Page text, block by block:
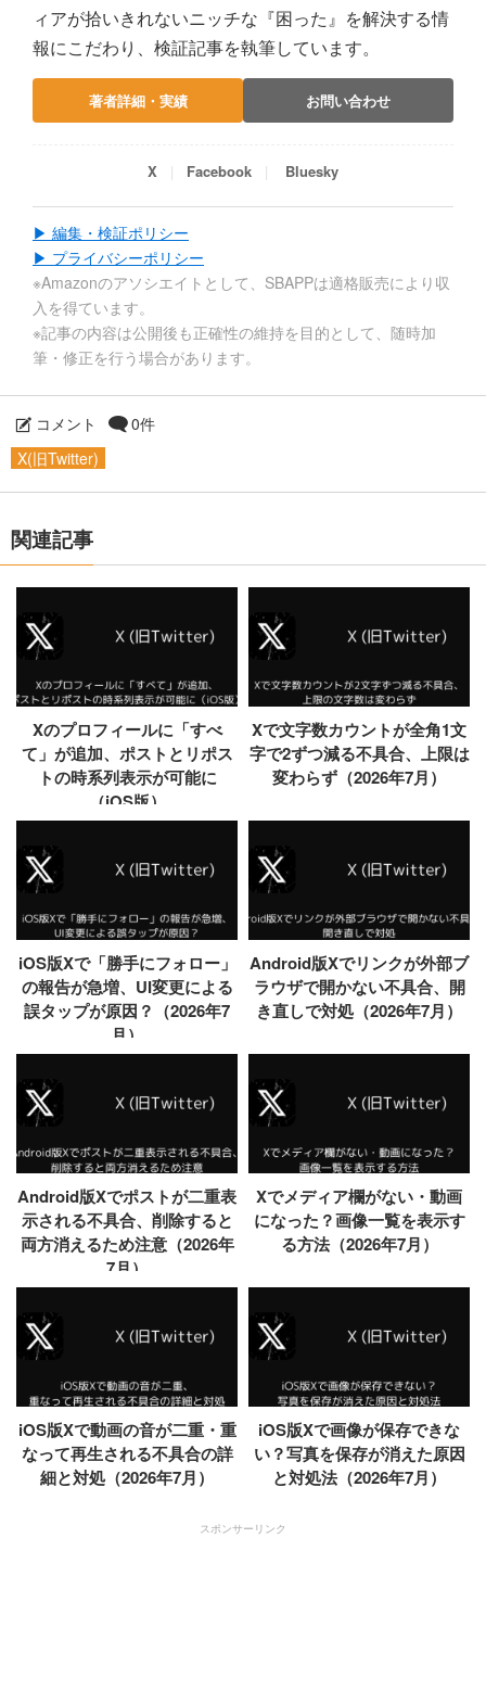
ィアが拾いきれないニッチな『困った』を解決する情
報にこだわり、検証記事を執筆しています。
著者詳細・実績 お問い合わせ
X Facebook Bluesky
▶ 編集・検証ポリシー
▶ プライバシーポリシー
※Amazonのアソシエイトとして、SBAPPは適格販売により収
入を得ています。
※記事の内容は公開後も正確性の維持を目的として、随時加
筆・修正を行う場合があります。
コメント
0件
X(旧Twitter)
関連記事
Xのプロフィールに「すべ
て」が追加、ポストとリポス
トの時系列表示が可能に
（iOS版）
Xで文字数カウントが全角1文
字で2ずつ減る不具合、上限は
変わらず（2026年7月）
iOS版Xで「勝手にフォロー」
の報告が急増、UI変更による
誤タップが原因？（2026年7
月）
Android版Xでリンクが外部ブ
ラウザで開かない不具合、開
き直しで対処（2026年7月）
Android版Xでポストが二重表
示される不具合、削除すると
両方消えるため注意（2026年
7月）
Xでメディア欄がない・動画
になった？画像一覧を表示す
る方法（2026年7月）
iOS版Xで動画の音が二重・重
なって再生される不具合の詳
細と対処（2026年7月）
iOS版Xで画像が保存できな
い？写真を保存が消えた原因
と対処法（2026年7月）
スポンサーリンク